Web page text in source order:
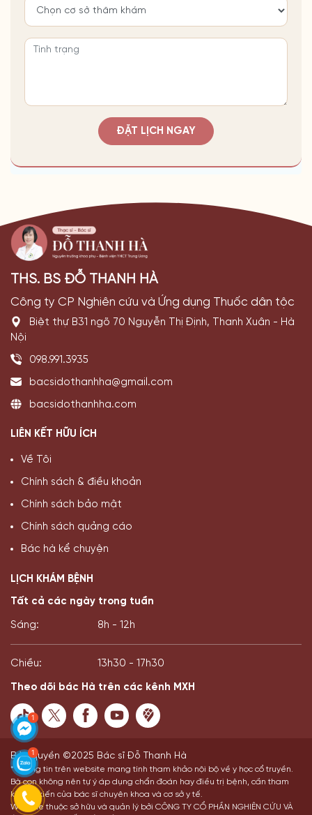
ĐẶT LỊCH NGAY
THS. BS ĐỖ THANH HÀ
Công ty CP Nghiên cứu và Ứng dụng Thuốc dân tộc
Biệt thự B31 ngõ 70 Nguyễn Thị Định, Thanh Xuân - Hà
Nội
098.991.3935
bacsidothanhha@gmail.com
bacsidothanhha.com
LIÊN KẾT HỮU ÍCH
Về Tôi
Chính sách & điều khoản
Chính sách bảo mật
Chính sách quảng cáo
Bác hà kể chuyện
LỊCH KHÁM BỆNH
Tất cả các ngày trong tuần
Sáng: 8h - 12h
Chiều: 13h30 - 17h30
Theo dõi bác Hà trên các kênh MXH
Bản quyền ©2025 Bác sĩ Đỗ Thanh Hà
* Thông tin trên website mang tính tham khảo nội bộ về y học cổ truyền.
Bà con không nên tự ý áp dụng chẩn đoán hay điều trị bệnh, cần tham
khảo ý kiến của bác sĩ chuyên khoa và cơ sở y tế.
Website thuộc sở hữu và quản lý bởi CÔNG TY CỔ PHẦN NGHIÊN CỨU VÀ